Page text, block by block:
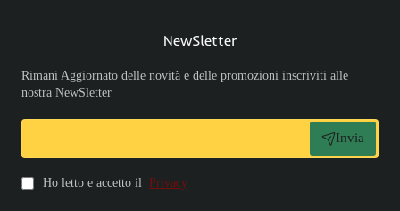
NewSletter
Rimani Aggiornato delle novità e delle promozioni inscriviti alle
nostra NewSletter
Invia
Ho letto e accetto il Privacy